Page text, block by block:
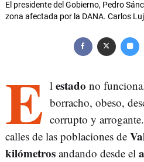
El presidente del Gobierno, Pedro
zona afectada por la DANA. Carlos
E l estado no
borracho, obeso,
corrupto y arrogante.
calles de las poblaciones de
kilómetros andando desde el